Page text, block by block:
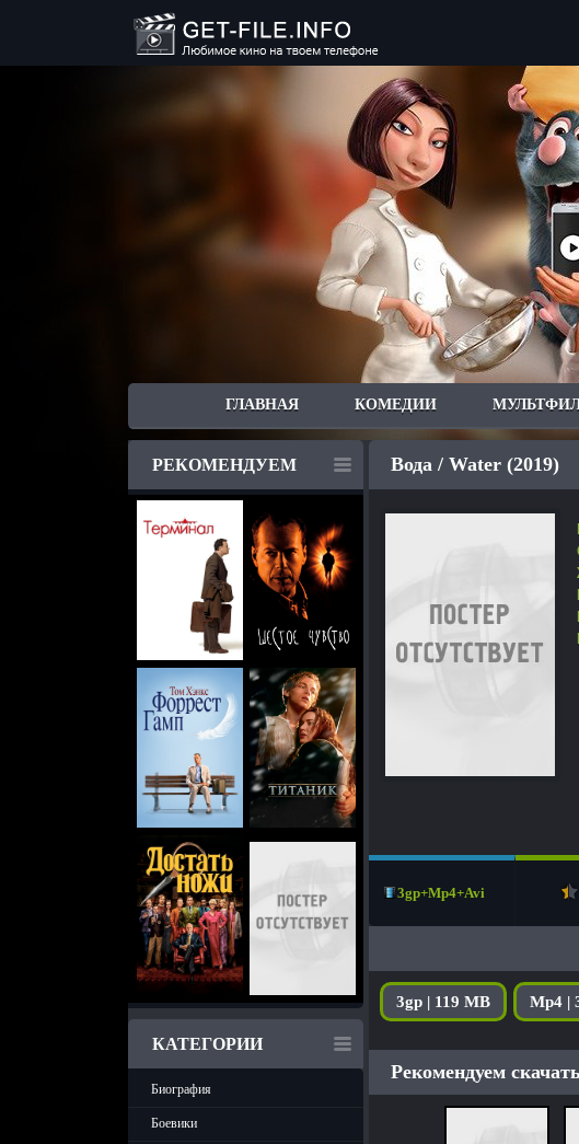
ГЛАВНАЯ КОМЕДИИ
РЕКОМЕНДУЕМ
КАТЕГОРИИ
Биография
Боевики
Вода / Water (2019)
3gp+Mp4+Avi
3gp | 119 MB Mp4 |
Рекомендуем